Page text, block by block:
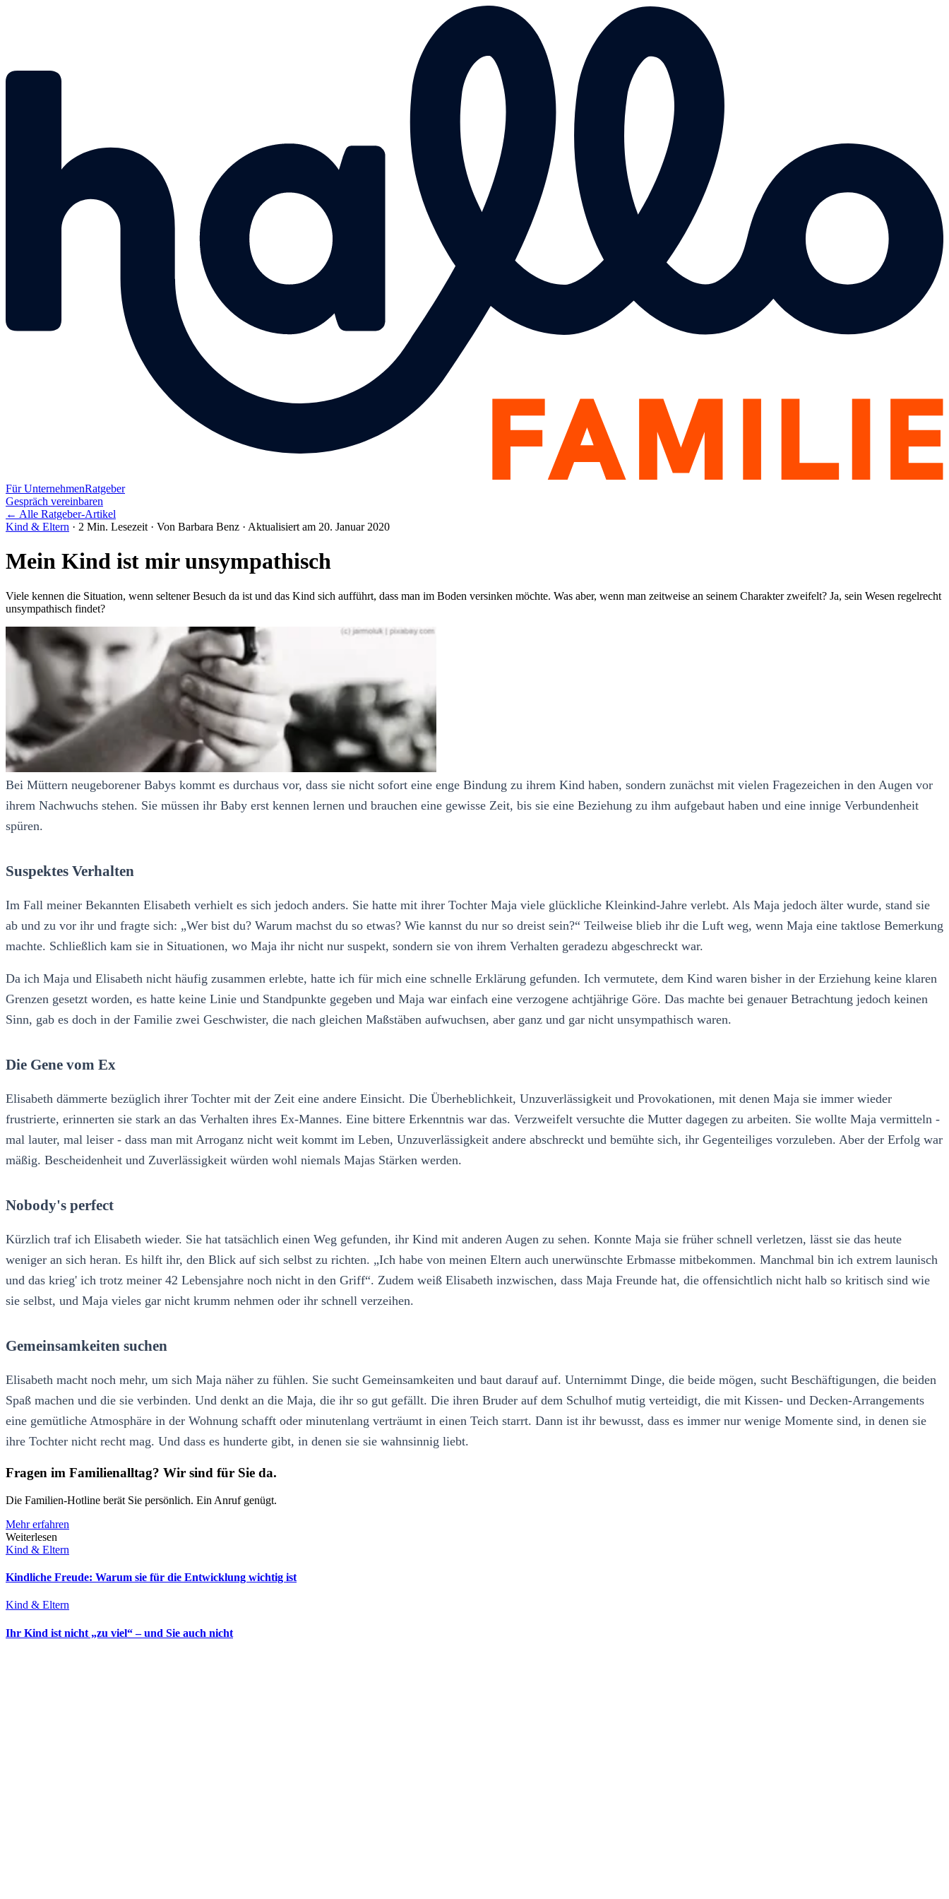
Für UnternehmenRatgeber
Gespräch vereinbaren
← Alle Ratgeber-Artikel
Kind & Eltern · 2 Min. Lesezeit · Von Barbara Benz · Aktualisiert am 20. Januar 2020
Mein Kind ist mir unsympathisch
Viele kennen die Situation, wenn seltener Besuch da ist und das Kind sich aufführt, dass man im Boden versinken möchte. Was aber, wenn man zeitweise an seinem Charakter zweifelt? Ja, sein Wesen regelrecht
unsympathisch findet?
Bei Müttern neugeborener Babys kommt es durchaus vor, dass sie nicht sofort eine enge Bindung zu ihrem Kind haben, sondern zunächst mit vielen Fragezeichen in den Augen vor
ihrem Nachwuchs stehen. Sie müssen ihr Baby erst kennen lernen und brauchen eine gewisse Zeit, bis sie eine Beziehung zu ihm aufgebaut haben und eine innige Verbundenheit
spüren.
Suspektes Verhalten
Im Fall meiner Bekannten Elisabeth verhielt es sich jedoch anders. Sie hatte mit ihrer Tochter Maja viele glückliche Kleinkind-Jahre verlebt. Als Maja jedoch älter wurde, stand sie
ab und zu vor ihr und fragte sich: „Wer bist du? Warum machst du so etwas? Wie kannst du nur so dreist sein?“ Teilweise blieb ihr die Luft weg, wenn Maja eine taktlose Bemerkung
machte. Schließlich kam sie in Situationen, wo Maja ihr nicht nur suspekt, sondern sie von ihrem Verhalten geradezu abgeschreckt war.
Da ich Maja und Elisabeth nicht häufig zusammen erlebte, hatte ich für mich eine schnelle Erklärung gefunden. Ich vermutete, dem Kind waren bisher in der Erziehung keine klaren
Grenzen gesetzt worden, es hatte keine Linie und Standpunkte gegeben und Maja war einfach eine verzogene achtjährige Göre. Das machte bei genauer Betrachtung jedoch keinen
Sinn, gab es doch in der Familie zwei Geschwister, die nach gleichen Maßstäben aufwuchsen, aber ganz und gar nicht unsympathisch waren.
Die Gene vom Ex
Elisabeth dämmerte bezüglich ihrer Tochter mit der Zeit eine andere Einsicht. Die Überheblichkeit, Unzuverlässigkeit und Provokationen, mit denen Maja sie immer wieder
frustrierte, erinnerten sie stark an das Verhalten ihres Ex-Mannes. Eine bittere Erkenntnis war das. Verzweifelt versuchte die Mutter dagegen zu arbeiten. Sie wollte Maja vermitteln -
mal lauter, mal leiser - dass man mit Arroganz nicht weit kommt im Leben, Unzuverlässigkeit andere abschreckt und bemühte sich, ihr Gegenteiliges vorzuleben. Aber der Erfolg war
mäßig. Bescheidenheit und Zuverlässigkeit würden wohl niemals Majas Stärken werden.
Nobody's perfect
Kürzlich traf ich Elisabeth wieder. Sie hat tatsächlich einen Weg gefunden, ihr Kind mit anderen Augen zu sehen. Konnte Maja sie früher schnell verletzen, lässt sie das heute
weniger an sich heran. Es hilft ihr, den Blick auf sich selbst zu richten. „Ich habe von meinen Eltern auch unerwünschte Erbmasse mitbekommen. Manchmal bin ich extrem launisch
und das krieg' ich trotz meiner 42 Lebensjahre noch nicht in den Griff“. Zudem weiß Elisabeth inzwischen, dass Maja Freunde hat, die offensichtlich nicht halb so kritisch sind wie
sie selbst, und Maja vieles gar nicht krumm nehmen oder ihr schnell verzeihen.
Gemeinsamkeiten suchen
Elisabeth macht noch mehr, um sich Maja näher zu fühlen. Sie sucht Gemeinsamkeiten und baut darauf auf. Unternimmt Dinge, die beide mögen, sucht Beschäftigungen, die beiden
Spaß machen und die sie verbinden. Und denkt an die Maja, die ihr so gut gefällt. Die ihren Bruder auf dem Schulhof mutig verteidigt, die mit Kissen- und Decken-Arrangements
eine gemütliche Atmosphäre in der Wohnung schafft oder minutenlang verträumt in einen Teich starrt. Dann ist ihr bewusst, dass es immer nur wenige Momente sind, in denen sie
ihre Tochter nicht recht mag. Und dass es hunderte gibt, in denen sie sie wahnsinnig liebt.
Fragen im Familienalltag? Wir sind für Sie da.
Die Familien-Hotline berät Sie persönlich. Ein Anruf genügt.
Mehr erfahren
Weiterlesen
Kind & Eltern
Kindliche Freude: Warum sie für die Entwicklung wichtig ist
Kind & Eltern
Ihr Kind ist nicht „zu viel“ – und Sie auch nicht